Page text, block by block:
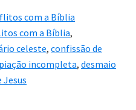
foi feito
com a Bíblia
com a Bíblia,
celeste, confissão de
incompleta, desmaio
Jesus